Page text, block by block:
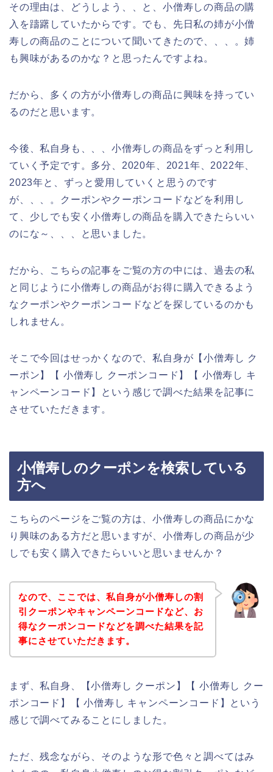
その理由は、どうしよう、、と、小僧寿しの商品の購
入を躊躇していたからです。でも、先日私の姉が小僧
寿しの商品のことについて聞いてきたので、、、。姉
も興味があるのかな？と思ったんですよね。
だから、多くの方が小僧寿しの商品に興味を持ってい
るのだと思います。
今後、私自身も、、、小僧寿しの商品をずっと利用し
ていく予定です。多分、2020年、2021年、2022年、
2023年と、ずっと愛用していくと思うのです
が、、、。クーポンやクーポンコードなどを利用し
て、少しでも安く小僧寿しの商品を購入できたらいい
のにな～、、、と思いました。
だから、こちらの記事をご覧の方の中には、過去の私
と同じように小僧寿しの商品がお得に購入できるよう
なクーポンやクーポンコードなどを探しているのかも
しれません。
そこで今回はせっかくなので、私自身が【小僧寿し ク
ーポン】【 小僧寿し クーポンコード】【 小僧寿し キ
ャンペーンコード】という感じで調べた結果を記事に
させていただきます。
小僧寿しのクーポンを検索している
方へ
こちらのページをご覧の方は、小僧寿しの商品にかな
り興味のある方だと思いますが、小僧寿しの商品が少
しでも安く購入できたらいいと思いませんか？
なので、ここでは、私自身が小僧寿しの割
引クーポンやキャンペーンコードなど、お
得なクーポンコードなどを調べた結果を記
事にさせていただきます。
まず、私自身、【小僧寿し クーポン】【 小僧寿し クー
ポンコード】【 小僧寿し キャンペーンコード】という
感じで調べてみることにしました。
ただ、残念ながら、そのような形で色々と調べてはみ